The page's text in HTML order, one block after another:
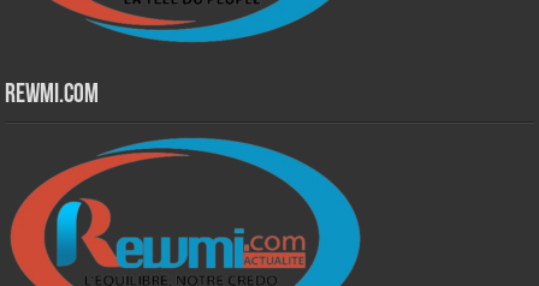
Rewmi.Com